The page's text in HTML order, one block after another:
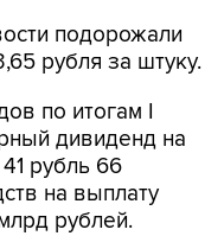
подорожали
рубля за штуку.
по итогам I
дивиденд на
рубль 66
на выплату
рублей.